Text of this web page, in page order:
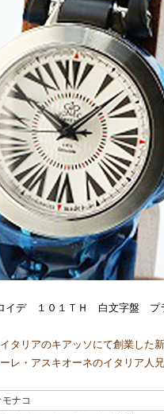
イデ １０１ＴＨ 白文字盤 プ
タリアのキアッソにて創業した
レ・アスキオーネのイタリア人
モナコ